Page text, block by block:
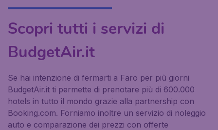
Scopri tutti i servizi di
BudgetAir.it
Se hai intenzione di fermarti a Faro per più giorni
BudgetAir.it ti permette di prenotare più di 600.000
hotels in tutto il mondo grazie alla partnership con
Booking.com. Forniamo inoltre un servizio di noleggio
auto e comparazione dei prezzi con offerte